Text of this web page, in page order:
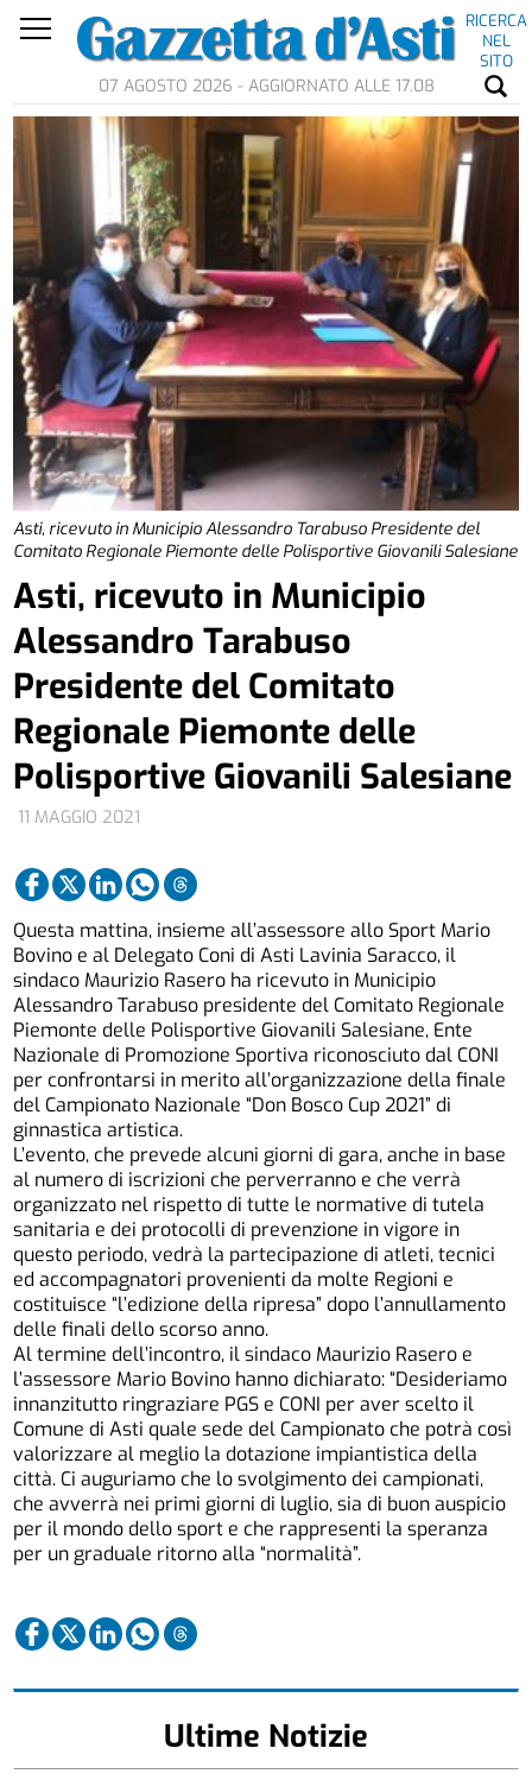
RICERCA
NEL
SITO
07 AGOSTO 2026 - AGGIORNATO ALLE 17.08
Asti, ricevuto in Municipio Alessandro Tarabuso Presidente del
Comitato Regionale Piemonte delle Polisportive Giovanili Salesiane
11 MAGGIO 2021
Asti, ricevuto in Municipio
Alessandro Tarabuso
Presidente del Comitato
Regionale Piemonte delle
Polisportive Giovanili Salesiane
Questa mattina, insieme all’assessore allo Sport Mario
Bovino e al Delegato Coni di Asti Lavinia Saracco, il
sindaco Maurizio Rasero ha ricevuto in Municipio
Alessandro Tarabuso presidente del Comitato Regionale
Piemonte delle Polisportive Giovanili Salesiane, Ente
Nazionale di Promozione Sportiva riconosciuto dal CONI
per confrontarsi in merito all’organizzazione della finale
del Campionato Nazionale “Don Bosco Cup 2021” di
ginnastica artistica.
L’evento, che prevede alcuni giorni di gara, anche in base
al numero di iscrizioni che perverranno e che verrà
organizzato nel rispetto di tutte le normative di tutela
sanitaria e dei protocolli di prevenzione in vigore in
questo periodo, vedrà la partecipazione di atleti, tecnici
ed accompagnatori provenienti da molte Regioni e
costituisce “l’edizione della ripresa” dopo l’annullamento
delle finali dello scorso anno.
Al termine dell’incontro, il sindaco Maurizio Rasero e
l’assessore Mario Bovino hanno dichiarato: “Desideriamo
innanzitutto ringraziare PGS e CONI per aver scelto il
Comune di Asti quale sede del Campionato che potrà così
valorizzare al meglio la dotazione impiantistica della
città. Ci auguriamo che lo svolgimento dei campionati,
che avverrà nei primi giorni di luglio, sia di buon auspicio
per il mondo dello sport e che rappresenti la speranza
per un graduale ritorno alla “normalità”.
Ultime Notizie